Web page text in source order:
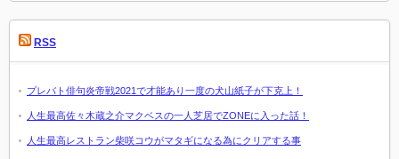
RSS
プレバト俳句炎帝戦2021で才能あり一度の犬山紙子が下克上！
人生最高佐々木蔵之介マクベスの一人芝居でZONEに入った話！
人生最高レストラン柴咲コウがマタギになる為にクリアする事